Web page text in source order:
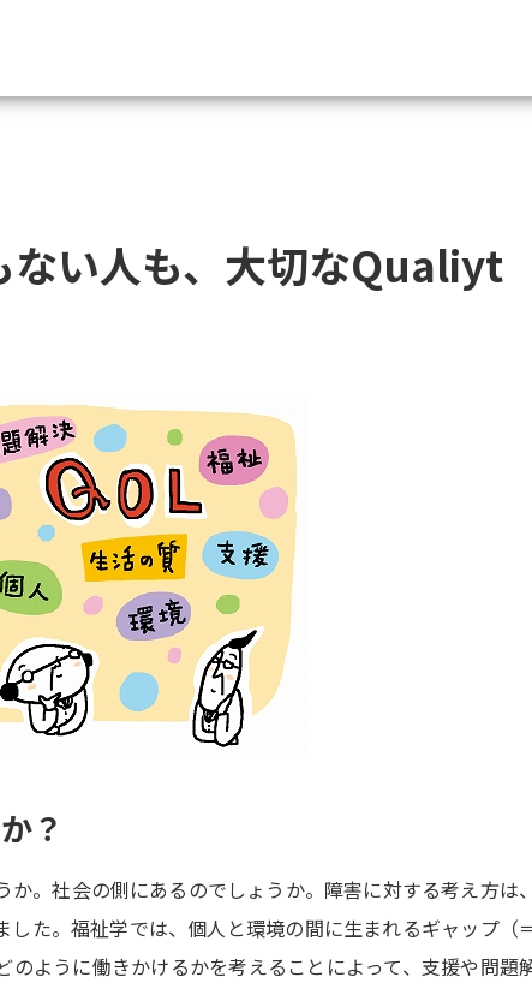
大学・短大の
大学パンフ
学部・
大学入学共通テスト
大学で学べる内
新増設大学・学部・学
データサイエンス特
ない人も、大切なQualiyt
？
。社会の側にあるのでしょうか。障害に対する考え方は、
した。福祉学では、個人と環境の間に生まれるギャップ（
のように働きかけるかを考えることによって、支援や問題